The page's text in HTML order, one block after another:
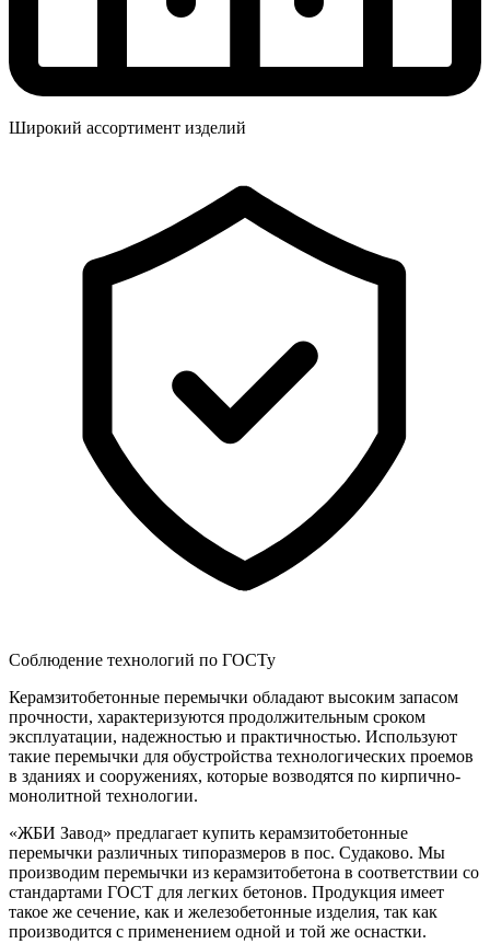
Широкий ассортимент изделий
Соблюдение технологий по ГОСТу
Керамзитобетонные перемычки обладают высоким запасом
прочности, характеризуются продолжительным сроком
эксплуатации, надежностью и практичностью. Используют
такие перемычки для обустройства технологических проемов
в зданиях и сооружениях, которые возводятся по кирпично-
монолитной технологии.
«ЖБИ Завод» предлагает купить керамзитобетонные
перемычки различных типоразмеров в пос. Судаково. Мы
производим перемычки из керамзитобетона в соответствии со
стандартами ГОСТ для легких бетонов. Продукция имеет
такое же сечение, как и железобетонные изделия, так как
производится с применением одной и той же оснастки.